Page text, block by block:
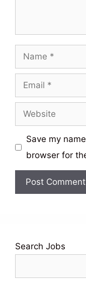
Name
Email
Website
Save my
browser for
Search Jobs